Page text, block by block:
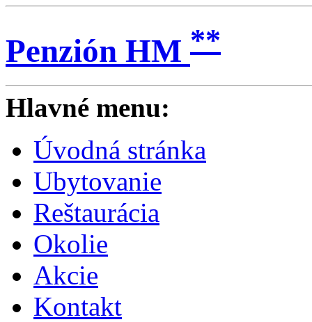
Penzión HM **
Hlavné menu:
Úvodná stránka
Ubytovanie
Reštaurácia
Okolie
Akcie
Kontakt